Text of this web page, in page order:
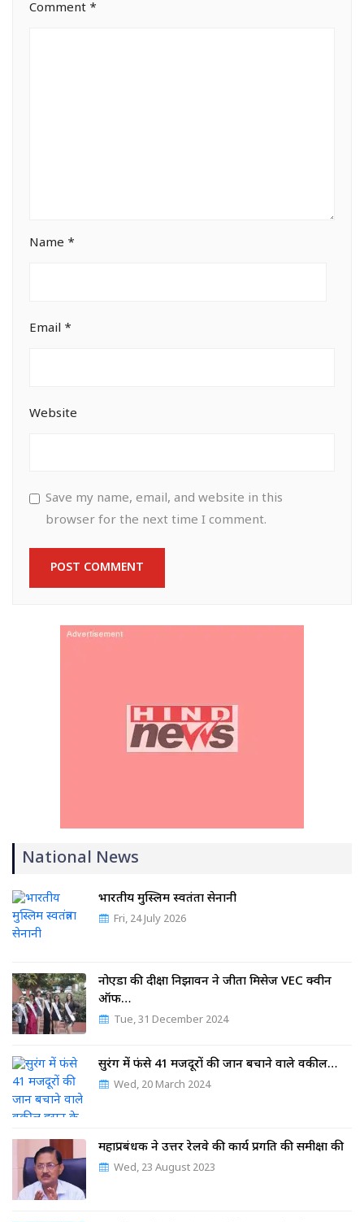
Comment *
Name *
Email *
Website
Save my name, email, and website in this
browser for the next time I comment.
National News
भारतीय मुस्लिम स्वतंत्रता सेनानी
Fri, 24 July 2026
नोएडा की दीक्षा निझावन ने जीता मिसेज VEC क्वीन
ऑफ…
Tue, 31 December 2024
सुरंग में फंसे 41 मजदूरों की जान बचाने वाले वकील…
Wed, 20 March 2024
महाप्रबंधक ने उत्तर रेलवे की कार्य प्रगति की समीक्षा की
Wed, 23 August 2023